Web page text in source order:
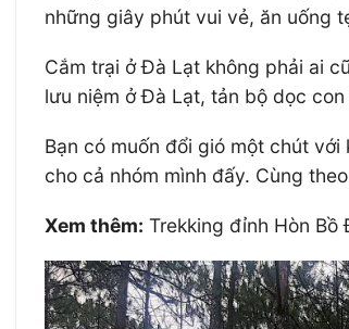
những giây phút vui vẻ, ăn uống
Cắm trại ở Đà Lạt không phải ai
lưu niệm ở Đà Lạt, tản bộ dọc
Bạn có muốn đổi gió một chút
cho cả nhóm mình đấy. Cùng
Xem thêm: Trekking đỉnh Hòn